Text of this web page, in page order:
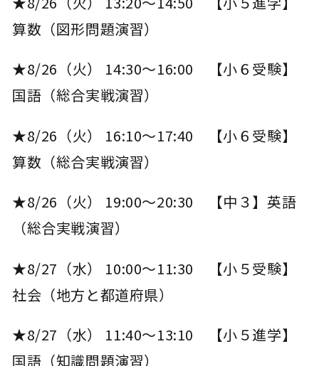
算数（図形問題演習）
★8/26（火） 14:30～16:00 【小６受験】
国語（総合実戦演習）
★8/26（火） 16:10～17:40 【小６受験】
算数（総合実戦演習）
★8/26（火） 19:00～20:30 【中３】英語
（総合実戦演習）
★8/27（水） 10:00～11:30 【小５受験】
社会（地方と都道府県）
★8/27（水） 11:40～13:10 【小５進学】
国語（知識問題演習）